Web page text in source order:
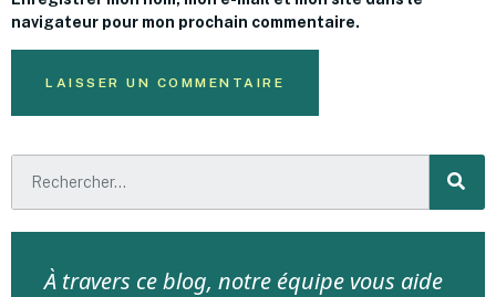
navigateur pour mon prochain commentaire.
À travers ce blog, notre équipe vous aide